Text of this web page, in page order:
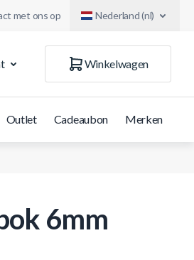
met ons op Nederland (nl)
Winkelwagen
Outlet Cadeaubon Merken
6mm